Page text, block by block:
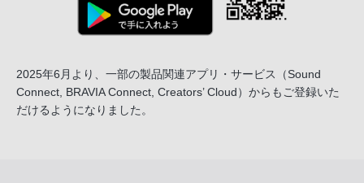
2025年6月より、一部の製品関連アプリ・サービス
（Sound
Connect, BRAVIA Connect, Creators’ Cloud）からもご登録いた
だけるようになりました。